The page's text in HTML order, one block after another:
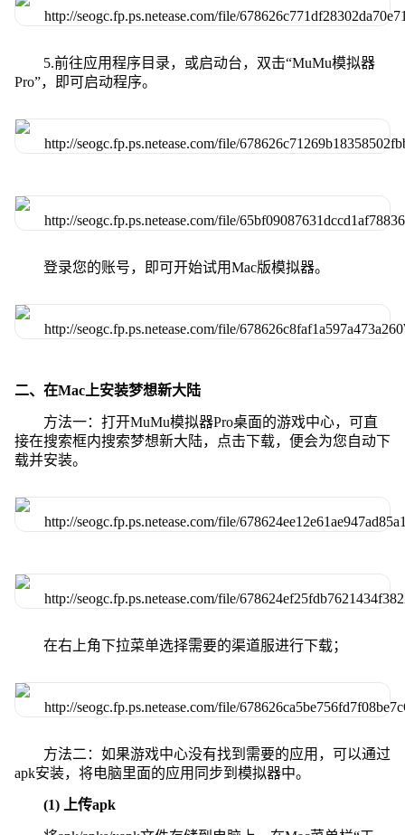
5.前往应用程序目录，或启动台，双击“MuMu模拟器
Pro”，即可启动程序。
登录您的账号，即可开始试用Mac版模拟器。
二、在Mac上安装梦想新大陆
方法一：打开MuMu模拟器Pro桌面的游戏中心，可直
接在搜索框内搜索梦想新大陆，点击下载，便会为您自动下
载并安装。
在右上角下拉菜单选择需要的渠道服进行下载；
方法二：如果游戏中心没有找到需要的应用，可以通过
apk安装，将电脑里面的应用同步到模拟器中。
(1) 上传apk